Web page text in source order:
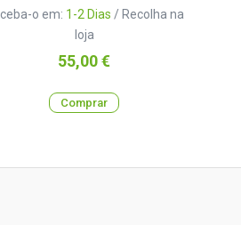
o em: 1-2 Dias / Recolha na
loja
Preço
55,00 €
Comprar